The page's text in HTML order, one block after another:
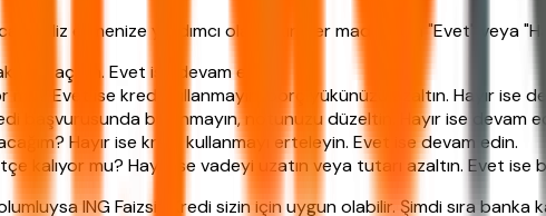
analiz etmenize yardımcı olacaktır. Her madde için "Evet" veya
kaçının. Evet ise devam edin.
Evet ise kredi kullanmayın, borç yükünüzü azaltın. Hayır ise
başvurusunda bulunmayın, notunuzu düzeltin. Hayır ise devam
Hayır ise kredi kullanmayı erteleyin. Evet ise devam edin.
kalıyor mu? Hayır ise vadeyi uzatın veya tutarı azaltın. Evet ise
ING Faizsiz Kredi sizin için uygun olabilir. Şimdi sıra banka